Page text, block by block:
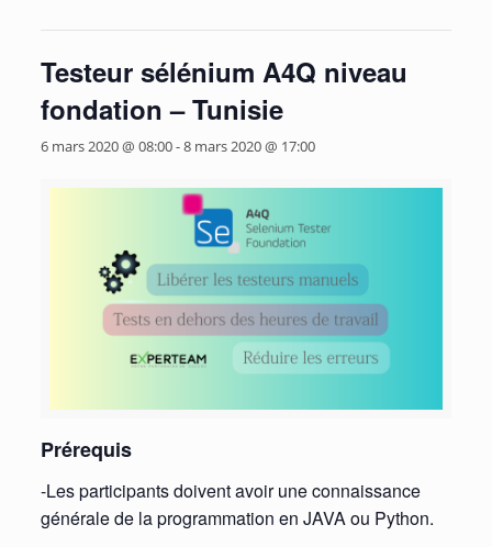
Testeur sélénium A4Q niveau
fondation – Tunisie
6 mars 2020 @ 08:00-8 mars 2020 @ 17:00
Prérequis
-Les participants doivent avoir une connaissance
générale de la programmation en JAVA ou Python.